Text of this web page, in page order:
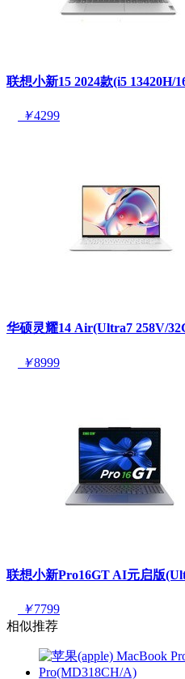
联想小新15 2024款(i5 13420H/
￥4299
华硕灵耀14 Air(Ultra7 258V/
￥8999
联想小新Pro16GT AI元启版
￥7799
相似推荐